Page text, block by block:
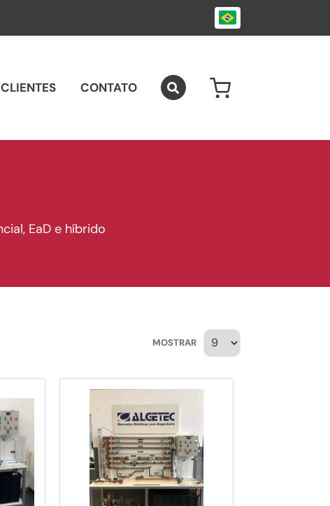
CLIENTES CONTATO
EaD e híbrido
MOSTRAR